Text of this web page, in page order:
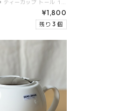
【商品内容】 ◾️ ティーカップ トール 190cc 本体 1つ 【製品仕様】 ◾️ サイズ：190cc ◾️ カラー：トマト ( レッド ) ◾️ 素材 ・本体：陶器（美濃焼） ◾️ 食洗機：使用可 【生産地】 ◾️ ZEROJAPAN ティーカップ トール 190cc 本体：日本製・岐阜県土岐市 【加工者】 有限会社 ZERO JAPAN 【販売者】 有限会社ガーラジャパン 【お届けについて】 「宅配便（送料無料）」にて、大切にお届けします。 日付指定が可能です。
¥1,800
残り 3 個